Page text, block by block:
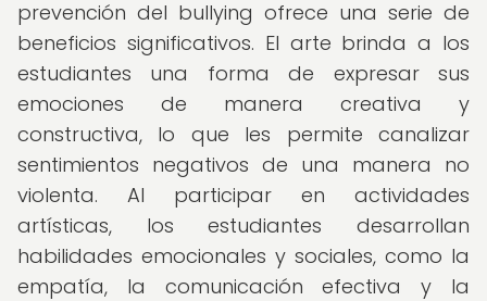
prevención del bullying ofrece una serie de
beneficios significativos. El arte brinda a los
estudiantes una forma de expresar sus
emociones de manera creativa y
constructiva, lo que les permite canalizar
sentimientos negativos de una manera no
violenta. Al participar en actividades
artísticas, los estudiantes desarrollan
habilidades emocionales y sociales, como la
empatía, la comunicación efectiva y la